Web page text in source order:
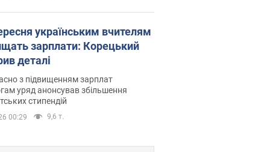
українським вчителям
зарплати: Корецький
деталі
з підвищенням зарплат
уряд анонсував збільшення
стипендій
00:29 9,6 т.